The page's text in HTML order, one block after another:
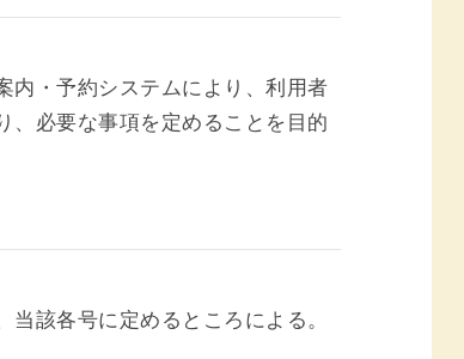
内・予約システムにより、利用者
、必要な事項を定めることを目的
該各号に定めるところによる。